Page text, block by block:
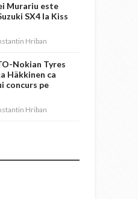
Murariu este
SX4 la Kiss
Hriban
Nokian Tyres
Häkkinen ca
concurs pe
Hriban